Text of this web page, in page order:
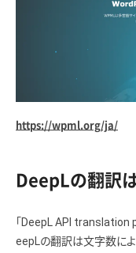
https://wpml.org/ja/
DeepLの翻訳
「DeepL API translation
eepLの翻訳は文字数に